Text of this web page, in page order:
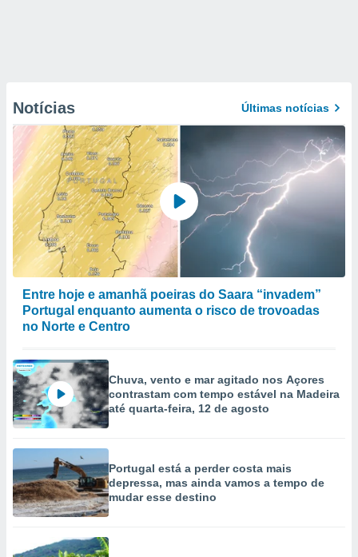
Notícias Últimas notícias
Entre hoje e amanhã poeiras do Saara “invadem”
Portugal enquanto aumenta o risco de trovoadas
no Norte e Centro
Chuva, vento e mar agitado nos Açores
contrastam com tempo estável na Madeira
até quarta-feira, 12 de agosto
Portugal está a perder costa mais
depressa, mas ainda vamos a tempo de
mudar esse destino